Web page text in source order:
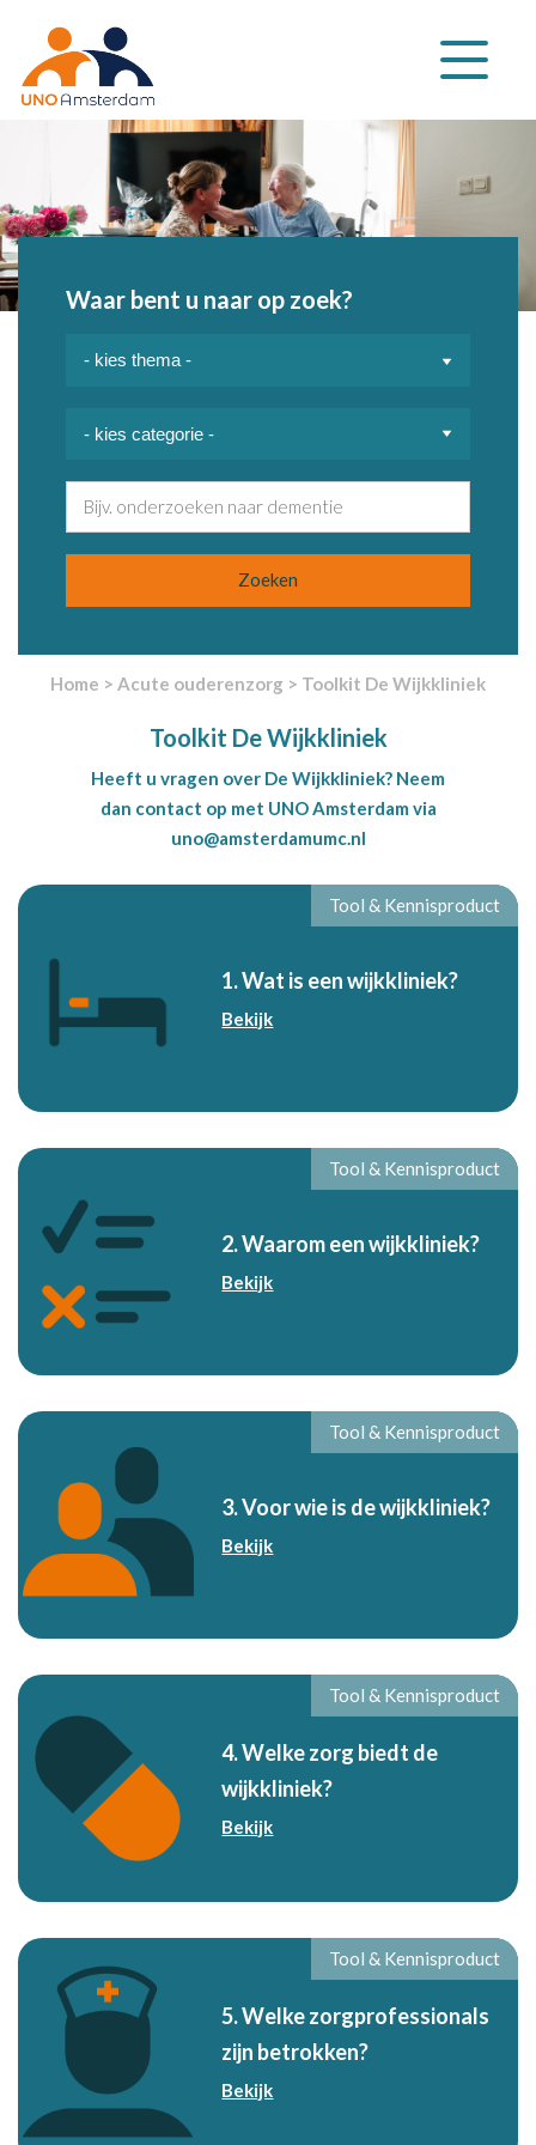
Klap
navigatie
Waar bent u naar op zoek?
Home > Acute ouderenzorg > Toolkit De Wijkkliniek
Toolkit De Wijkkliniek
Heeft u vragen over De Wijkkliniek? Neem
dan contact op met UNO Amsterdam via
uno@amsterdamumc.nl
1. Wat is een wijkkliniek?
Bekijk
Tool & Kennisproduct
2. Waarom een wijkkliniek?
Bekijk
Tool & Kennisproduct
3. Voor wie is de wijkkliniek?
Bekijk
Tool & Kennisproduct
4. Welke zorg biedt de
wijkkliniek?
Bekijk
Tool & Kennisproduct
5. Welke zorgprofessionals
zijn betrokken?
Bekijk
Tool & Kennisproduct